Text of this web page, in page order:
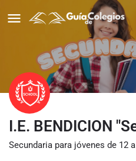
I.E. BENDICION
Secundaria para jóvenes de 12